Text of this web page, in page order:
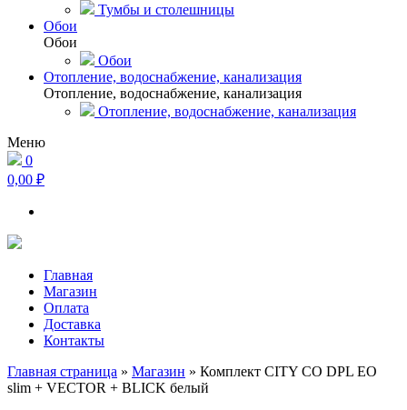
Тумбы и столешницы
Обои
Обои
Обои
Отопление, водоснабжение, канализация
Отопление, водоснабжение, канализация
Отопление, водоснабжение, канализация
Меню
0
0,00 ₽
Главная
Магазин
Оплата
Доставка
Контакты
Главная страница » Магазин » Комплект CITY CO DPL EO
slim + VECTOR + BLICK белый